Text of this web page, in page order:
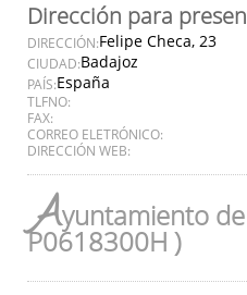
Dirección para
DIRECCIÓN:Felipe Checa, 23
CIUDAD:Badajoz
PAÍS:España
TLFNO:
FAX:
CORREO ELETRÓNICO:
DIRECCIÓN WEB:
Ayuntamiento
P0618300H )